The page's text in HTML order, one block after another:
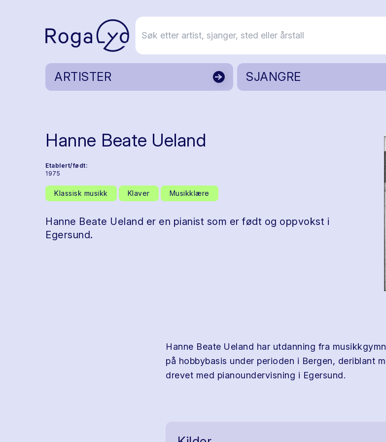
ARTISTER SJANGRE
Hanne Beate Ueland
Etablert/født:
1975
Klassisk musikk Klaver Musikklære
Hanne Beate Ueland er en pianist som er født og oppvokst i
Egersund.
Hanne Beate Ueland har utdanning fra
på hobbybasis under perioden i Bergen, deriblant
drevet med pianoundervisning i Egersund.